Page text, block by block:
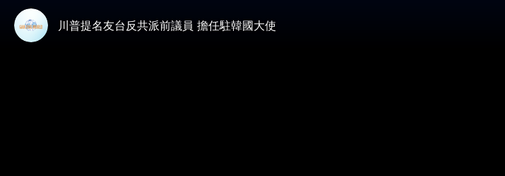
川普提名友台反共派前議員 擔任駐韓國大使